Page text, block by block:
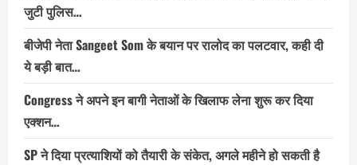
जुटी पुलिस…
बीजेपी नेता Sangeet Som के बयान पर रालोद का पलटवार, कही दी
ये बड़ी बात…
Congress ने अपने इन बागी नेताओं के खिलाफ लेना शुरू कर दिया
एक्शन…
SP ने दिया प्रत्याशियों को तैयारी के संकेत, अगले महीने हो सकती है